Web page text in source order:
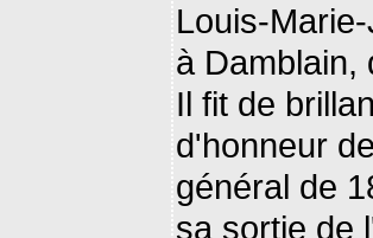
Louis-
à Damblain,
Il fit de
d'honneur
général de
sa sortie de